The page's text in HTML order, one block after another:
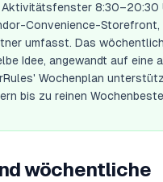
Aktivitätsfenster 8:30–20:30
Convenience-Storefront,
umfasst. Das
Idee, angewandt auf eine
Wochenplan
bis zu reinen
wöchentliche